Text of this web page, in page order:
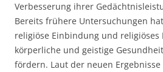
Verbesserung ihrer
Bereits frühere Untersuchungen
religiöse Einbindung und religiöses
körperliche und geistige
fördern. Laut der neuen